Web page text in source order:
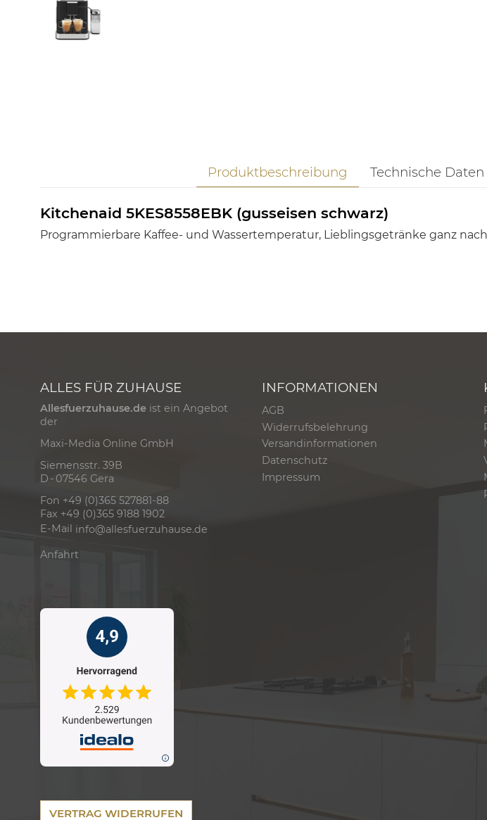
Produktbeschreibung Technische Daten
Kitchenaid 5KES8558EBK (gusseisen schwarz)
Programmierbare Kaffee- und Wassertemperatur, Lieblingsgetränke ganz
ALLES FÜR ZUHAUSE
Allesfuerzuhause.de ist ein Angebot
der
Maxi-Media Online GmbH
Siemensstr. 39B
D - 07546 Gera
Fon +49 (0)365 527881-88
Fax +49 (0)365 9188 1902
E-Mail info@allesfuerzuhause.de
Anfahrt
INFORMATIONEN
AGB
Widerrufsbelehrung
Versandinformationen
Datenschutz
Impressum
VERTRAG WIDERRUFEN